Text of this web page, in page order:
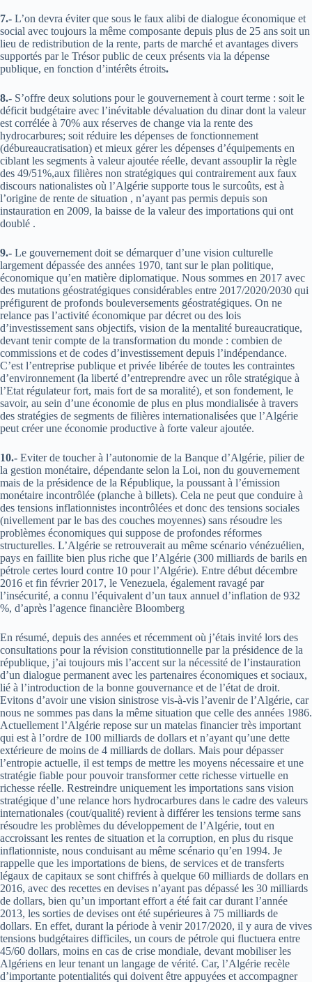
7.- L’on devra éviter que sous le faux alibi de dialogue économique et
social avec toujours la même composante depuis plus de 25 ans soit un
lieu de redistribution de la rente, parts de marché et avantages divers
supportés par le Trésor public de ceux présents via la dépense
publique, en fonction d’intérêts étroits.
8.- S’offre deux solutions pour le gouvernement à court terme : soit le
déficit budgétaire avec l’inévitable dévaluation du dinar dont la valeur
est corrélée à 70% aux réserves de change via la rente des
hydrocarbures; soit réduire les dépenses de fonctionnement
(débureaucratisation) et mieux gérer les dépenses d’équipements en
ciblant les segments à valeur ajoutée réelle, devant assouplir la règle
des 49/51%,aux filières non stratégiques qui contrairement aux faux
discours nationalistes où l’Algérie supporte tous le surcoûts, est à
l’origine de rente de situation , n’ayant pas permis depuis son
instauration en 2009, la baisse de la valeur des importations qui ont
doublé .
9.- Le gouvernement doit se démarquer d’une vision culturelle
largement dépassée des années 1970, tant sur le plan politique,
économique qu’en matière diplomatique. Nous sommes en 2017 avec
des mutations géostratégiques considérables entre 2017/2020/2030 qui
préfigurent de profonds bouleversements géostratégiques. On ne
relance pas l’activité économique par décret ou des lois
d’investissement sans objectifs, vision de la mentalité bureaucratique,
devant tenir compte de la transformation du monde : combien de
commissions et de codes d’investissement depuis l’indépendance.
C’est l’entreprise publique et privée libérée de toutes les contraintes
d’environnement (la liberté d’entreprendre avec un rôle stratégique à
l’Etat régulateur fort, mais fort de sa moralité), et son fondement, le
savoir, au sein d’une économie de plus en plus mondialisée à travers
des stratégies de segments de filières internationalisées que l’Algérie
peut créer une économie productive à forte valeur ajoutée.
10.- Eviter de toucher à l’autonomie de la Banque d’Algérie, pilier de
la gestion monétaire, dépendante selon la Loi, non du gouvernement
mais de la présidence de la République, la poussant à l’émission
monétaire incontrôlée (planche à billets). Cela ne peut que conduire à
des tensions inflationnistes incontrôlées et donc des tensions sociales
(nivellement par le bas des couches moyennes) sans résoudre les
problèmes économiques qui suppose de profondes réformes
structurelles. L’Algérie se retrouverait au même scénario vénézuélien,
pays en faillite bien plus riche que l’Algérie (300 milliards de barils en
pétrole certes lourd contre 10 pour l’Algérie). Entre début décembre
2016 et fin février 2017, le Venezuela, également ravagé par
l’insécurité, a connu l’équivalent d’un taux annuel d’inflation de 932
%, d’après l’agence financière Bloomberg
En résumé, depuis des années et récemment où j’étais invité lors des
consultations pour la révision constitutionnelle par la présidence de la
république, j’ai toujours mis l’accent sur la nécessité de l’instauration
d’un dialogue permanent avec les partenaires économiques et sociaux,
lié à l’introduction de la bonne gouvernance et de l’état de droit.
Evitons d’avoir une vision sinistrose vis-à-vis l’avenir de l’Algérie, car
nous ne sommes pas dans la même situation que celle des années 1986.
Actuellement l’Algérie repose sur un matelas financier très important
qui est à l’ordre de 100 milliards de dollars et n’ayant qu’une dette
extérieure de moins de 4 milliards de dollars. Mais pour dépasser
l’entropie actuelle, il est temps de mettre les moyens nécessaire et une
stratégie fiable pour pouvoir transformer cette richesse virtuelle en
richesse réelle. Restreindre uniquement les importations sans vision
stratégique d’une relance hors hydrocarbures dans le cadre des valeurs
internationales (cout/qualité) revient à différer les tensions terme sans
résoudre les problèmes du développement de l’Algérie, tout en
accroissant les rentes de situation et la corruption, en plus du risque
inflationniste, nous conduisant au même scénario qu’en 1994. Je
rappelle que les importations de biens, de services et de transferts
légaux de capitaux se sont chiffrés à quelque 60 milliards de dollars en
2016, avec des recettes en devises n’ayant pas dépassé les 30 milliards
de dollars, bien qu’un important effort a été fait car durant l’année
2013, les sorties de devises ont été supérieures à 75 milliards de
dollars. En effet, durant la période à venir 2017/2020, il y aura de vives
tensions budgétaires difficiles, un cours de pétrole qui fluctuera entre
45/60 dollars, moins en cas de crise mondiale, devant mobiliser les
Algériens en leur tenant un langage de vérité. Car, l’Algérie recèle
d’importante potentialités qui doivent être appuyées et accompagner